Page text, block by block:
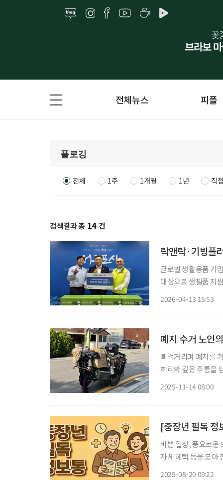
전체뉴스 피플
전체 1주 1개월 1년 직
검색결과 총 14 건
락앤락·기빙플
글로벌 생활용품 기
대상으로 생필품 지
2026-04-13 15:53
폐지 수거 노인
삐걱거리며 폐지를 가
허리와 깊은 주름을
2025-11-14 08:00
[중장년 필독 정
바쁜 일상, 풍요로운
자체 혜택 등을 모아 전달 드립니다. 시니어가 만든
2025-08-20 09:22